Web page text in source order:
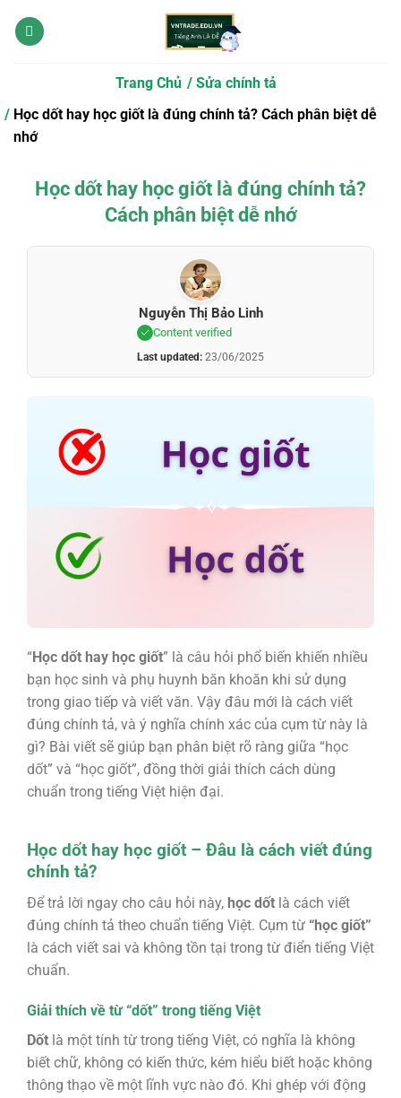
qua
Trang Chủ
Sửa chính tả
Học dốt hay học giốt là đúng chính tả? Cách phân biệt dễ
nhớ
Học dốt hay học giốt là đúng chính tả?
Cách phân biệt dễ nhớ
Nguyễn Thị Bảo Linh
Content verified
Last updated: 23/06/2025
“Học dốt hay học giốt” là câu hỏi phổ biến khiến nhiều
bạn học sinh và phụ huynh băn khoăn khi sử dụng
trong giao tiếp và viết văn. Vậy đâu mới là cách viết
đúng chính tả, và ý nghĩa chính xác của cụm từ này là
gì? Bài viết sẽ giúp bạn phân biệt rõ ràng giữa “học
dốt” và “học giốt”, đồng thời giải thích cách dùng
chuẩn trong tiếng Việt hiện đại.
Học dốt hay học giốt – Đâu là cách viết đúng
chính tả?
Để trả lời ngay cho câu hỏi này, học dốtlà cách viết
đúng chính tả theo chuẩn tiếng Việt. Cụm từ “học giốt”
là cách viết sai và không tồn tại trong từ điển tiếng Việt
chuẩn.
Giải thích về từ “dốt” trong tiếng Việt
Dốtlà một tính từ trong tiếng Việt, có nghĩa là không
biết chữ, không có kiến thức, kém hiểu biết hoặc không
thông thạo về một lĩnh vực nào đó. Khi ghép với động